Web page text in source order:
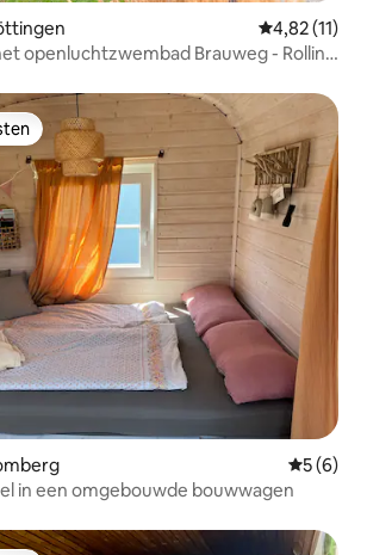
Gemiddelde
4,82 (11)
openluchtzwembad Brauweg - Rolling
5 (6)
in een omgebouwde bouwwagen